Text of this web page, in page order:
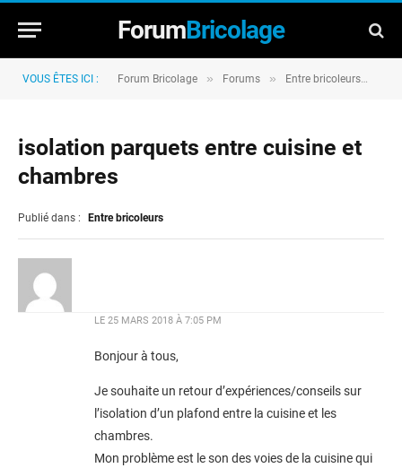
ForumBricolage
VOUS ÊTES ICI : Forum Bricolage » Forums » Entre bricoleurs
isolation parquets entre cuisine et
chambres
Publié dans : Entre bricoleurs
LE 25 MARS 2018 À 7:05 PM
Bonjour à tous,
Je souhaite un retour d’expériences/conseils sur
l’isolation d’un plafond entre la cuisine et les
chambres.
Mon problème est le son des voies de la cuisine qui